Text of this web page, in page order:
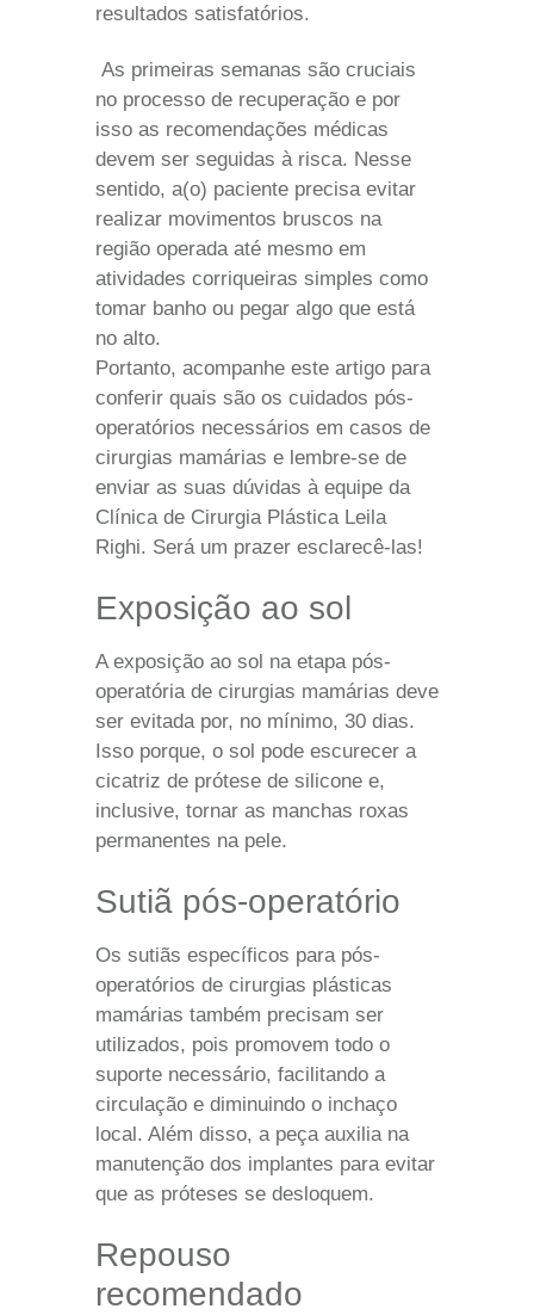
resultados satisfatórios.
As primeiras semanas são cruciais
no processo de recuperação e por
isso as recomendações médicas
devem ser seguidas à risca. Nesse
sentido, a(o) paciente precisa evitar
realizar movimentos bruscos na
região operada até mesmo em
atividades corriqueiras simples como
tomar banho ou pegar algo que está
no alto.
Portanto, acompanhe este artigo para
conferir quais são os cuidados pós-
operatórios necessários em casos de
cirurgias mamárias e lembre-se de
enviar as suas dúvidas à equipe da
Clínica de Cirurgia Plástica Leila
Righi. Será um prazer esclarecê-las!
Exposição ao sol
A exposição ao sol na etapa pós-
operatória de cirurgias mamárias deve
ser evitada por, no mínimo, 30 dias.
Isso porque, o sol pode escurecer a
cicatriz de prótese de silicone e,
inclusive, tornar as manchas roxas
permanentes na pele.
Sutiã pós-operatório
Os sutiãs específicos para pós-
operatórios de cirurgias plásticas
mamárias também precisam ser
utilizados, pois promovem todo o
suporte necessário, facilitando a
circulação e diminuindo o inchaço
local. Além disso, a peça auxilia na
manutenção dos implantes para evitar
que as próteses se desloquem.
Repouso
recomendado